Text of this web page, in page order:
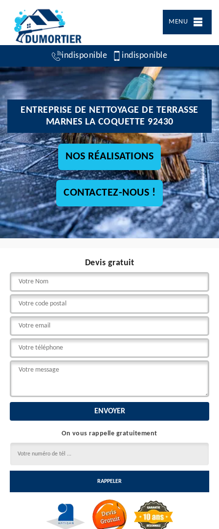
MENU
indisponible indisponible
ENTREPRISE DE NETTOYAGE DE TERRASSE
MARNES LA COQUETTE 92430
NOS RÉALISATIONS
CONTACTEZ-NOUS !
Devis gratuit
On vous rappelle gratuitement